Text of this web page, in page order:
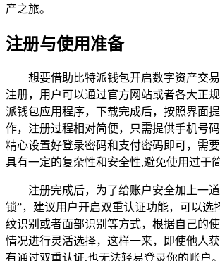
产之旅。
注册与使用准备
想要借助比特派钱包开启数字资产交
注册，用户可以通过官方网站或者各大正
派钱包应用程序，下载完成后，按照界面
作，注册过程相对简便，只需提供手机号
精心设置好登录密码和支付密码即可，需
具有一定的复杂性和安全性,避免使用过于
注册完成后，为了给账户安全加上一
锁”，建议用户开启双重认证功能，可以选
纹识别或者面部识别等方式，根据自己的
情况进行灵活选择，这样一来，即使他人
有通过双重认证,也无法轻易登录你的账户。